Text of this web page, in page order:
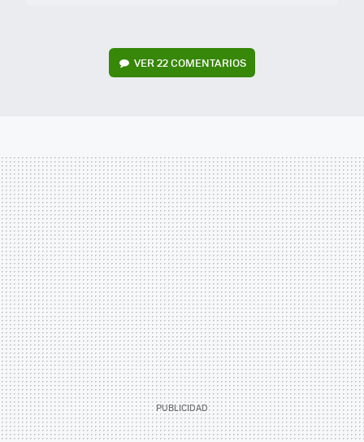
VER22 COMENTARIOS